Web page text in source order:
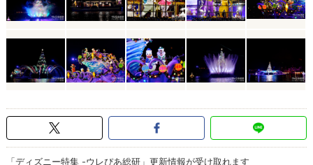
「ディズニー特集 -ウレぴあ総研」更新情報が受け取れます